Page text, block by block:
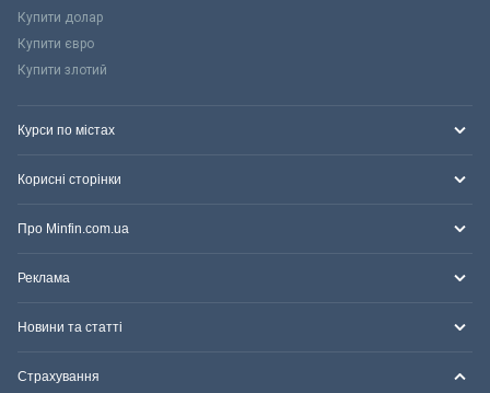
Купити долар
Купити євро
Купити злотий
Курси по містах
Корисні сторінки
Про Minfin.com.ua
Реклама
Новини та статті
Страхування